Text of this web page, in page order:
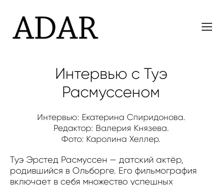
Интервью с Туэ
Расмуссеном
Интервью: Екатерина Спиридонова.
Редактор: Валерия Князева.
Фото: Каролина Хеллер.
Туэ Эрстед Расмуссен — датский актёр,
родившийся в Ольборге. Его фильмография
включает в себя множество успешных